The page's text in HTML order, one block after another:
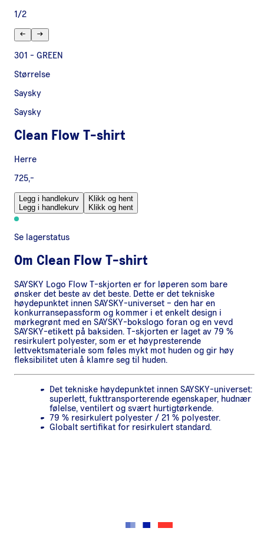
1 /2
301 - GREEN
Størrelse
Saysky
Saysky
Clean Flow T-shirt
Herre
725,-
Legg i handlekurv
Legg i handlekurv
Klikk og hent
Klikk og hent
Se lagerstatus
Om Clean Flow T-shirt
SAYSKY Logo Flow T-skjorten er for løperen som bare
ønsker det beste av det beste. Dette er det tekniske
høydepunktet innen SAYSKY-universet – den har en
konkurransepassform og kommer i et enkelt design i
mørkegrønt med en SAYSKY-bokslogo foran og en vevd
SAYSKY-etikett på baksiden. T-skjorten er laget av 79 %
resirkulert polyester, som er et høypresterende
lettvektsmateriale som føles mykt mot huden og gir høy
fleksibilitet uten å klamre seg til huden.
Det tekniske høydepunktet innen SAYSKY-universet:
superlett, fukttransporterende egenskaper, hudnær
følelse, ventilert og svært hurtigtørkende.
79 % resirkulert polyester / 21 % polyester.
Globalt sertifikat for resirkulert standard.